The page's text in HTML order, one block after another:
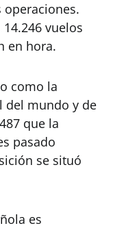
operaciones.
vuelos
en hora.
como la
del mundo y de
que la
pasado
se situó
es